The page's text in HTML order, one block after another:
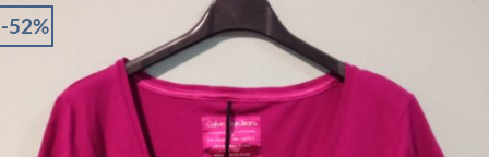
-52%